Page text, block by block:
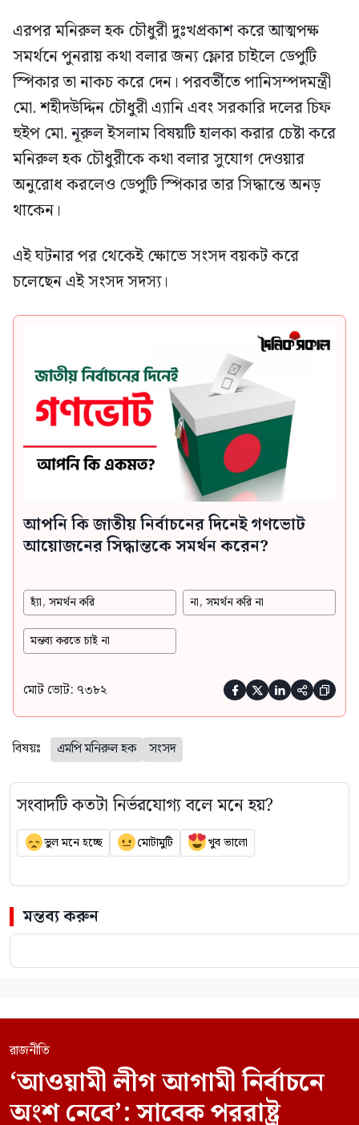
এরপর মনিরুল হক চৌধুরী দুঃখপ্রকাশ করে আত্মপক্ষ
সমর্থনে পুনরায় কথা বলার জন্য ফ্লোর চাইলে ডেপুটি
স্পিকার তা নাকচ করে দেন। পরবর্তীতে পানিসম্পদমন্ত্রী
মো. শহীদউদ্দিন চৌধুরী এ্যানি এবং সরকারি দলের চিফ
হুইপ মো. নূরুল ইসলাম বিষয়টি হালকা করার চেষ্টা করে
মনিরুল হক চৌধুরীকে কথা বলার সুযোগ দেওয়ার
অনুরোধ করলেও ডেপুটি স্পিকার তার সিদ্ধান্তে অনড়
থাকেন।
এই ঘটনার পর থেকেই ক্ষোভে সংসদ বয়কট করে
চলেছেন এই সংসদ সদস্য।
আপনি কি জাতীয় নির্বাচনের দিনেই গণভোট
আয়োজনের সিদ্ধান্তকে সমর্থন করেন?
হ্যাঁ, সমর্থন করি না, সমর্থন করি না
মন্তব্য করতে চাই না
মোট ভোট: ৭৩৮২     
বিষয়ঃ এমপি মনিরুল হক সংসদ
সংবাদটি কতটা নির্ভরযোগ্য বলে মনে হয়?
ভুল মনে হচ্ছে মোটামুটি খুব ভালো
মন্তব্য করুন
রাজনীতি
‘আওয়ামী লীগ আগামী নির্বাচনে
অংশ নেবে’: সাবেক পররাষ্ট্র